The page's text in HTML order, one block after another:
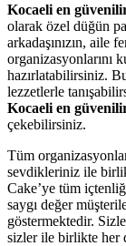
Kocaeli en
olarak özel düğün
arkadaşınızın, aile
organizasyonlarını
hazırlatabilirsiniz.
lezzetlerle
Kocaeli en
çekebilirsiniz.
Tüm
sevdikleriniz ile
Cake’ye tüm
saygı değer
göstermektedir.
sizler ile birlikte her